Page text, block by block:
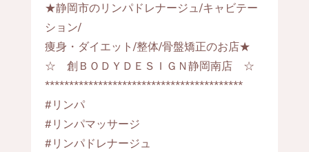
★静岡市のリンパドレナージュ/キャビテー
ション/
痩身・ダイエット/整体/骨盤矯正のお店★
☆ 創ＢＯＤＹＤＥＳＩＧＮ静岡南店 ☆
*****************************************
#リンパ
#リンパマッサージ
#リンパドレナージュ